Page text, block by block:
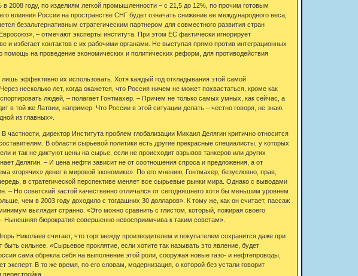
году, по изделиям легкой промышленности – с 21,5 до 12%, по прочим готовым
России на пространстве СНГ будет означать снижение ее международного веса,
безальтернативным стратегическим партнером для совместного развития стран
– отмечают эксперты института. При этом ЕС фактически игнорирует
избегает контактов с их рабочими органами. Не выступая прямо против интеграционных
на проведение экономических и политических реформ, для противодействия
эффективно их использовать. Хотя каждый год откладывания этой самой
несколько лет, когда окажется, что Россия ничем не может похвастаться, кроме как
людей, – полагает Гонтмахер. – Причем не только самых умных, как сейчас, а
в той же Латвии, например. Что России в этой ситуации делать – честно говоря, не знаю.
из главных».
директор Института проблем глобализации Михаил Делягин критично относится
В области сырьевой политики есть другие прекрасные специалисты, у которых
и так не диктуют цены на сырье, если не происходит взрывов танкеров или других
Делягин. – И цена нефти зависит не от соотношения спроса и предложения, а от
«горячих» денег в мировой экономике». По его мнению, Гонтмахер, безусловно, прав,
в стратегической перспективе меняет все сырьевые рынки мира. Однако с выводами
– Но советский застой качественно отличался от сегодняшнего хотя бы меньшим уровнем
чем в 2003 году доходило с тогдашних 30 долларов». К тому же, как он считает, пассаж
выглядит странно. «Это можно сравнить с глистом, который, пожирая своего
Нынешняя бюрократия совершенно невосприимчива к таким советам».
Николаев считает, что торг между производителем и покупателем сохранится даже при
сильнее. «Сырьевое проклятие, если хотите так называть это явление, будет
сама обрекла себя на выполнение этой роли, сооружая новые газо- и нефтепроводы,
эксперт. В то же время, по его словам, модернизация, о которой без устали говорит